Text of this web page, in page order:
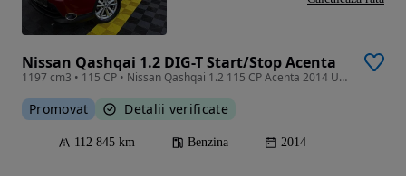
Nissan Qashqai 1.2 DIG-T Start/Stop Acenta
1197 cm3 • 115 CP • Nissan Qashqai 1.2 115 CP Acenta 2014 Unic Proprietar
Promovat Detalii verificate
112 845 km Benzina 2014